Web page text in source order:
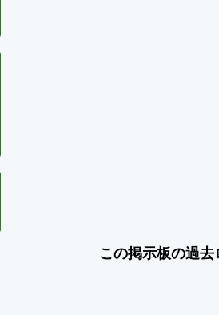
この掲示板の過去